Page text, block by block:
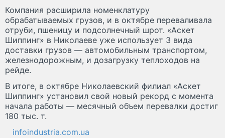
Компания расширила номенклатуру
обрабатываемых грузов, и в октябре переваливала
отруби, пшеницу и подсолнечный шрот. «Аскет
Шиппинг» в Николаеве уже использует 3 вида
доставки грузов — автомобильным транспортом,
железнодорожным, и дозагрузку теплоходов на
рейде.
В итоге, в октябре Николаевский филиал «Аскет
Шиппинг» установил свой новый рекорд с момента
начала работы — месячный объем перевалки достиг
180 тыс. т.
infoindustria.com.ua